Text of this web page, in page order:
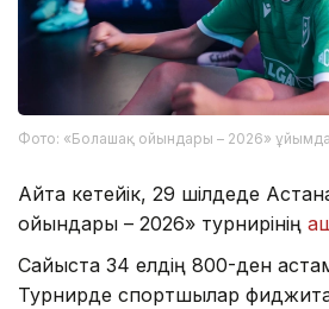
Фото: «Болашақ ойындары – 2026»
Айта кетейік, 29 шілдеде
ойындары – 2026» турнирінің
Сайыста 34 елдің 800-ден
Турнирде спортшылар